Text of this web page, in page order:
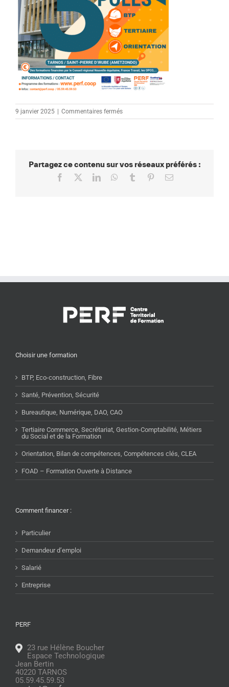
9 janvier 2025 Commentaires ferméssur
POST
24
Partagez ce contenu sur vos réseaux préférés :
Facebook LinkedInWhatsApp
Tumblr PinterestEmail
Choisir une formation
BTP, Eco-construction, Fibre
Santé, Prévention, Sécurité
Bureautique, Numérique, DAO, CAO
Tertiaire Commerce, Secrétariat, Gestion-Comptabilité, Métiers
du Social et de la Formation
Orientation, Bilan de compétences, Compétences clés, CLEA
FOAD – Formation Ouverte à Distance
Comment financer :
Particulier
Demandeur d’emploi
Salarié
Entreprise
PERF
23 rue Hélène Boucher
Espace Technologique
Jean Bertin
40220 TARNOS
05.59.45.59.53